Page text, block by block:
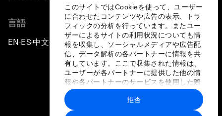
このサイトではCookieを使って、ユーザー
に合わせたコンテンツや広告の表示、トラ
フィックの分析を行っています。またユー
ザーによるサイトの利用状況についても情
報を収集し、ソーシャルメディアや広告配
信、データ解析の各パートナーに情報を共
有しています。ここで収集された情報は、
ユーザーが各パートナーに提供した他の情
報や各パートナーのサービスを使用した際
に収集された情報と組み合わされ、各パー
トナーによって使用されることがありま
す。
拒否
言語
EN ▪ES▪中文▪ 日本語
プライバシーポリシーと利用規約